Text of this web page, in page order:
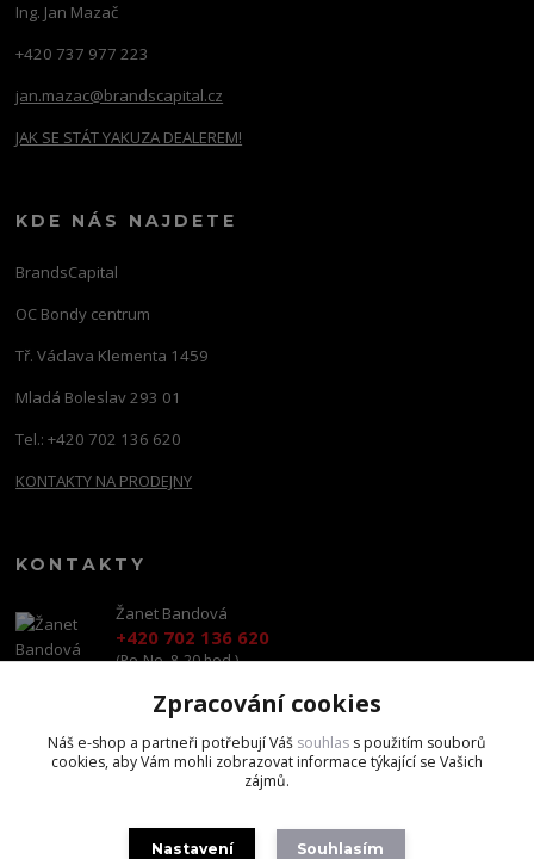
Ing. Jan Mazač
+420 737 977 223
jan.mazac@brandscapital.cz
JAK SE STÁT YAKUZA DEALEREM!
KDE NÁS NAJDETE
BrandsCapital
OC Bondy centrum
Tř. Václava Klementa 1459
Mladá Boleslav 293 01
Tel.: +420 702 136 620
KONTAKTY NA PRODEJNY
KONTAKTY
Žanet Bandová
+420 702 136 620
(Po-Ne, 8-20 hod.)
shop@brandscapital.cz
Zpracování cookies
Náš e-shop a partneři potřebují Váš souhlas s použitím souborů
cookies, aby Vám mohli zobrazovat informace týkající se Vašich
zájmů.
Nastavení Souhlasím